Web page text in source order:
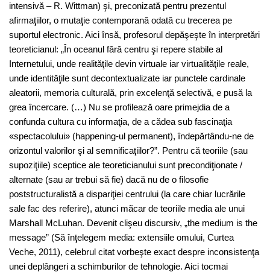
intensivă – R. Wittman) şi, preconizată pentru prezentul
afirmaţiilor, o mutaţie contemporană odată cu trecerea pe
suportul electronic. Aici însă, profesorul depăşeşte în interpretări
teoreticianul: „În oceanul fără centru şi repere stabile al
Internetului, unde realităţile devin virtuale iar virtualităţile reale,
unde identităţile sunt decontextualizate iar punctele cardinale
aleatorii, memoria culturală, prin excelenţă selectivă, e pusă la
grea încercare. (…) Nu se profilează oare primejdia de a
confunda cultura cu informaţia, de a cădea sub fascinaţia
«spectacolului» (happening-ul permanent), îndepărtându-ne de
orizontul valorilor şi al semnificaţiilor?”. Pentru că teoriile (sau
supoziţiile) sceptice ale teoreticianului sunt precondiţionate /
alternate (sau ar trebui să fie) dacă nu de o filosofie
poststructuralistă a dispariţiei centrului (la care chiar lucrările
sale fac des referire), atunci mãcar de teoriile media ale unui
Marshall McLuhan. Devenit clişeu discursiv, „the medium is the
message” (Să înţelegem media: extensiile omului, Curtea
Veche, 2011), celebrul citat vorbeşte exact despre inconsistenţa
unei deplângeri a schimburilor de tehnologie. Aici tocmai